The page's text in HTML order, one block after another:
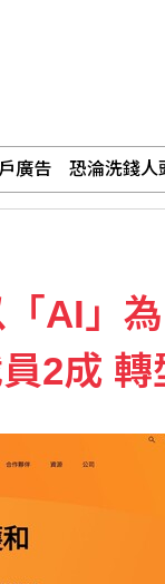
林岳平不希望是來
鬱症機率可能低
廣告 恐淪洗錢人
AI」為
2成 轉